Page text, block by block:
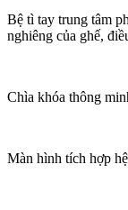
Bệ tì tay trung tâm
nghiêng của ghế,
Chìa khóa thông
Màn hình tích hợp